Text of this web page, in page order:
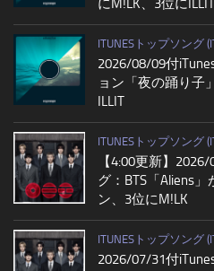
にM!LK、3位にILLIT
ITUNESトップソング
2026/08/09付
ョン「夜の踊り子
ILLIT
ITUNESトップソング
【4:00更新】
グ：BTS「Aliens
ン、3位にM!LK
ITUNESトップソング
2026/07/31付